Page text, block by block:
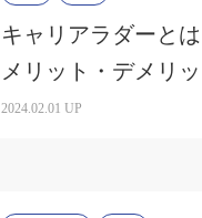
キャリアラダーと
メリット・デメリ
活用事例を紹介
2024.02.01 UP